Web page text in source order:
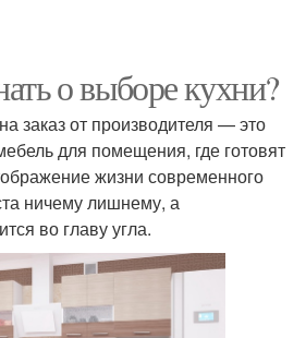
о выборе кухни?
заказ от производителя — это
для помещения, где готовят
жизни современного
ничему лишнему, а
во главу угла.